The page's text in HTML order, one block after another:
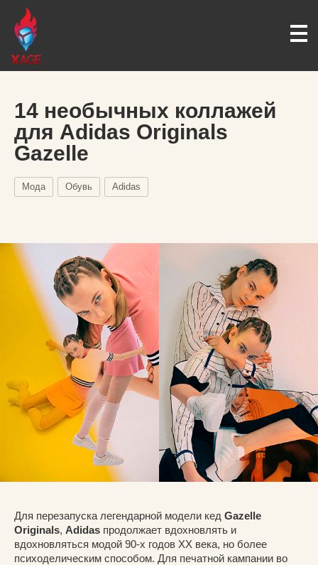
14 необычных коллажей
для Adidas Originals
Gazelle
Мода Обувь Adidas
Для перезапуска легендарной модели кед Gazelle
Originals, Adidas продолжает вдохновлять и
вдохновляться модой 90-х годов XX века, но более
психоделическим способом. Для печатной кампании во